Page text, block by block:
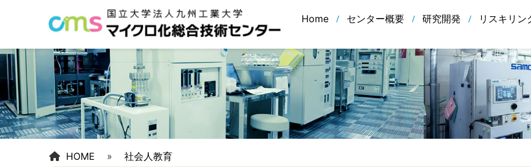
Home センター概要 研究開発 リスキリン
HOME » 社会人教育